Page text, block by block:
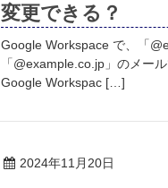
変更できる？
Google Workspace で、「
「@example.co.jp」のメー
Google Workspac […]
2024年11月20日